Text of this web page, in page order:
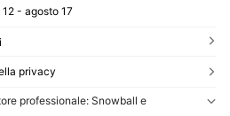
- agosto 17
privacy
professionale: Snowball e